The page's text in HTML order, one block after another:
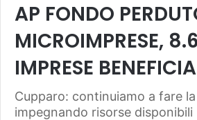
AP FONDO
MICROIMPRESE,
IMPRESE
Cupparo: continuiamo a fare
impegnando risorse disponibili